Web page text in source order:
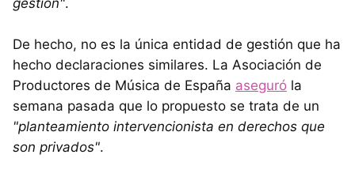
De hecho, no es la única entidad de gestión que ha
hecho declaraciones similares. La Asociación de
Productores de Música de España aseguró la
semana pasada que lo propuesto se trata de un
"planteamiento intervencionista en derechos que
son privados".